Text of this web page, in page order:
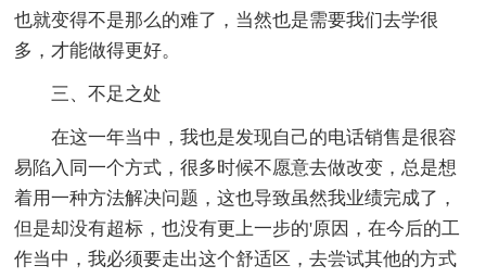
也就变得不是那么的难了，当然也是需要我们去学很
多，才能做得更好。
三、不足之处
在这一年当中，我也是发现自己的电话销售是很容
易陷入同一个方式，很多时候不愿意去做改变，总是想
着用一种方法解决问题，这也导致虽然我业绩完成了，
但是却没有超标，也没有更上一步的'原因，在今后的工
作当中，我必须要走出这个舒适区，去尝试其他的方式